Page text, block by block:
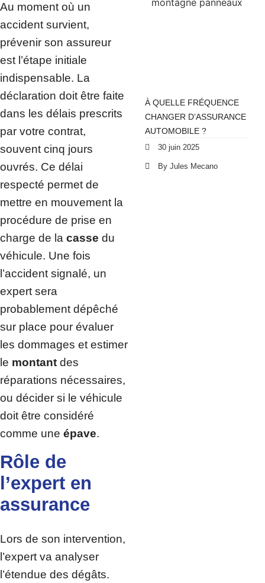
Au moment où un
accident survient,
prévenir son assureur
est l’étape initiale
indispensable. La
déclaration doit être faite
dans les délais prescrits
par votre contrat,
souvent cinq jours
ouvrés. Ce délai
respecté permet de
mettre en mouvement la
procédure de prise en
charge de la casse du
véhicule. Une fois
l’accident signalé, un
expert sera
probablement dépêché
sur place pour évaluer
les dommages et estimer
le montant des
réparations nécessaires,
ou décider si le véhicule
doit être considéré
comme une épave.
Rôle de
l’expert en
assurance
Lors de son intervention,
l’expert va analyser
l’étendue des dégâts.
À QUELLE FRÉQUENCE
CHANGER D’ASSURANCE
AUTOMOBILE ?
30 juin 2025
By Jules Mecano